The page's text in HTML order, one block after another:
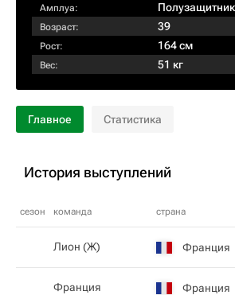
Амплуа: Полузащитник
Возраст: 39
Рост: 164 см
Вес: 51 кг
Главное Статистика
История выступлений
сезон команда страна
Лион (Ж) Франция
Франция Франция